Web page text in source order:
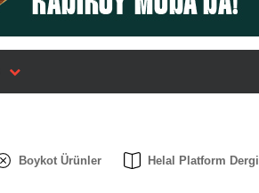
Boykot Ürünler Helal Platform Dergi